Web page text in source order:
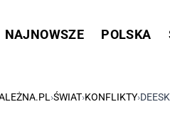
NAJNOWSZE POLSKA
›ŚWIAT›KONFLIKTY›